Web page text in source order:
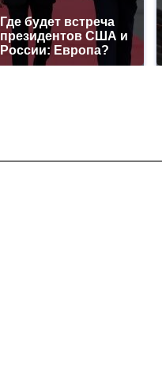
Где будет встреча
президентов США и
России: Европа?